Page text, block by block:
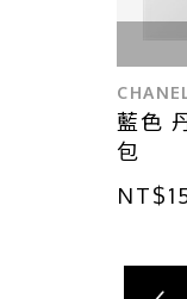
藍色
包